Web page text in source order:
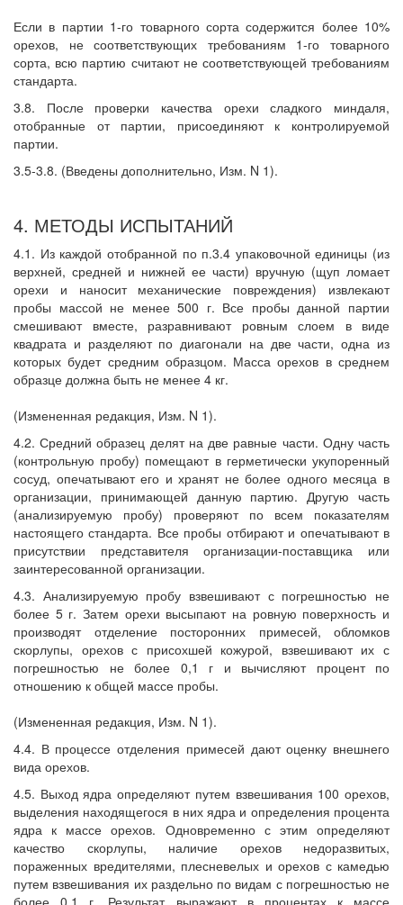
Если в партии 1-го товарного сорта содержится более 10%
орехов, не соответствующих требованиям 1-го товарного
сорта, всю партию считают не соответствующей требованиям
стандарта.
3.8. После проверки качества орехи сладкого миндаля,
отобранные от партии, присоединяют к контролируемой
партии.
3.5-3.8. (Введены дополнительно, Изм. N 1).
4. МЕТОДЫ ИСПЫТАНИЙ
4.1. Из каждой отобранной по п.3.4 упаковочной единицы (из
верхней, средней и нижней ее части) вручную (щуп ломает
орехи и наносит механические повреждения) извлекают
пробы массой не менее 500 г. Все пробы данной партии
смешивают вместе, разравнивают ровным слоем в виде
квадрата и разделяют по диагонали на две части, одна из
которых будет средним образцом. Масса орехов в среднем
образце должна быть не менее 4 кг.
(Измененная редакция, Изм. N 1).
4.2. Средний образец делят на две равные части. Одну часть
(контрольную пробу) помещают в герметически укупоренный
сосуд, опечатывают его и хранят не более одного месяца в
организации, принимающей данную партию. Другую часть
(анализируемую пробу) проверяют по всем показателям
настоящего стандарта. Все пробы отбирают и опечатывают в
присутствии представителя организации-поставщика или
заинтересованной организации.
4.3. Анализируемую пробу взвешивают с погрешностью не
более 5 г. Затем орехи высыпают на ровную поверхность и
производят отделение посторонних примесей, обломков
скорлупы, орехов с присохшей кожурой, взвешивают их с
погрешностью не более 0,1 г и вычисляют процент по
отношению к общей массе пробы.
(Измененная редакция, Изм. N 1).
4.4. В процессе отделения примесей дают оценку внешнего
вида орехов.
4.5. Выход ядра определяют путем взвешивания 100 орехов,
выделения находящегося в них ядра и определения процента
ядра к массе орехов. Одновременно с этим определяют
качество скорлупы, наличие орехов недоразвитых,
пораженных вредителями, плесневелых и орехов с камедью
путем взвешивания их раздельно по видам с погрешностью не
более 0,1 г. Результат выражают в процентах к массе